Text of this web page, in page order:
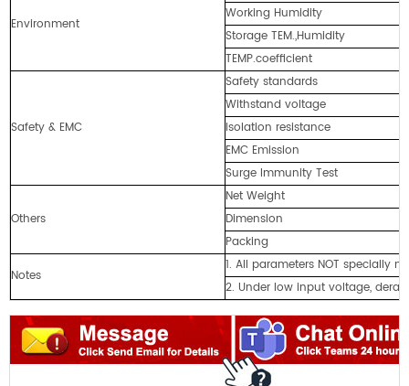
Environment
Working Humidity
Storage TEM.,Humidity
TEMP.coefficient
Safety & EMC
Safety standards
Withstand voltage
Isolation resistance
EMC Emission
Surge Immunity Test
Others
Net Weight
Dimension
Packing
Notes
1. All parameters NOT specially
2. Under low input voltage,